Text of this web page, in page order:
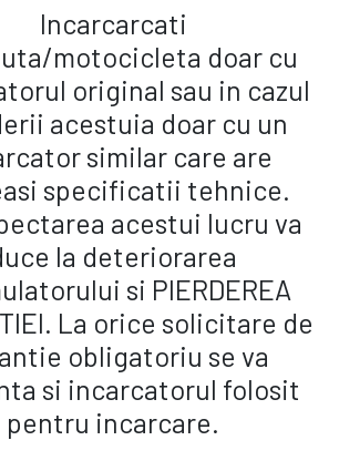
Incarcarcati
motocicleta doar cu
original sau in cazul
acestuia doar cu un
similar care are
specificatii tehnice.
acestui lucru va
la deteriorarea
si PIERDEREA
La orice solicitare de
obligatoriu se va
si incarcatorul folosit
pentru incarcare.